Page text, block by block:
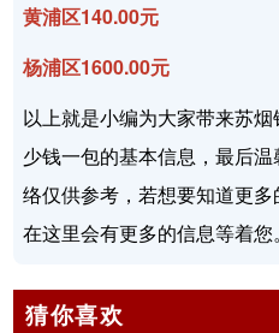
黄浦区140.00元
杨浦区1600.00元
以上就是小编为大家带来苏
少钱一包的基本信息，最后
络仅供参考，若想要知道更多
在这里会有更多的信息等着您。
猜你喜欢